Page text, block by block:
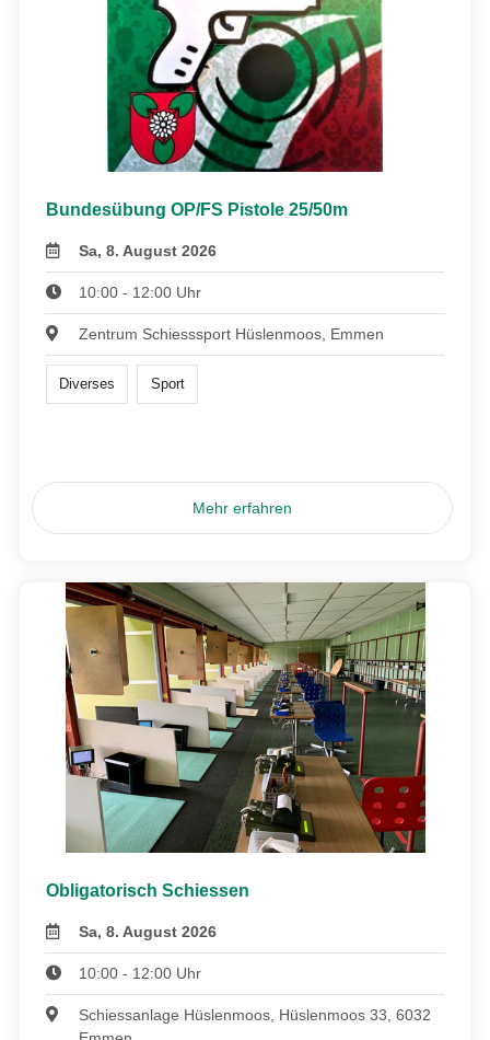
Bundesübung OP/FS Pistole 25/50m
Sa, 8. August 2026
10:00 - 12:00 Uhr
Zentrum Schiesssport Hüslenmoos, Emmen
Diverses Sport
Mehr erfahren
Obligatorisch Schiessen
Sa, 8. August 2026
10:00 - 12:00 Uhr
Schiessanlage Hüslenmoos, Hüslenmoos 33, 6032